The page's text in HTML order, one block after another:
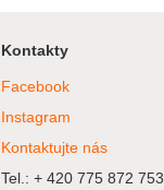
Kontakty
Facebook
Instagram
Kontaktujte nás
Tel.: + 420 775 872 753